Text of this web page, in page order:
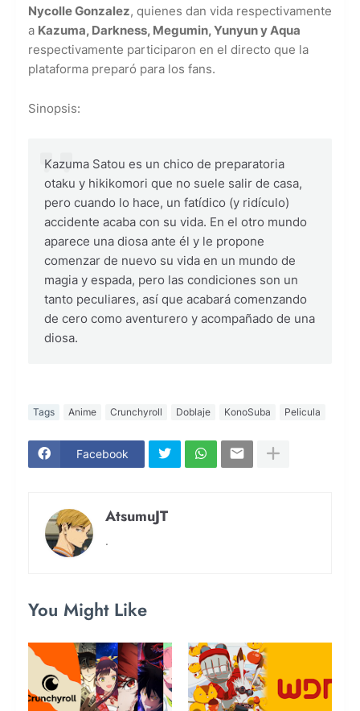
Nycolle Gonzalez, quienes dan vida respectivamente
a Kazuma, Darkness, Megumin, Yunyun y Aqua
respectivamente participaron en el directo que la
plataforma preparó para los fans.
Sinopsis:
Kazuma Satou es un chico de preparatoria
otaku y hikikomori que no suele salir de casa,
pero cuando lo hace, un fatídico (y ridículo)
accidente acaba con su vida. En el otro mundo
aparece una diosa ante él y le propone
comenzar de nuevo su vida en un mundo de
magia y espada, pero las condiciones son un
tanto peculiares, así que acabará comenzando
de cero como aventurero y acompañado de una
diosa.
Tags Anime Crunchyroll Doblaje KonoSuba Pelicula
Facebook
AtsumuJT
.
You Might Like